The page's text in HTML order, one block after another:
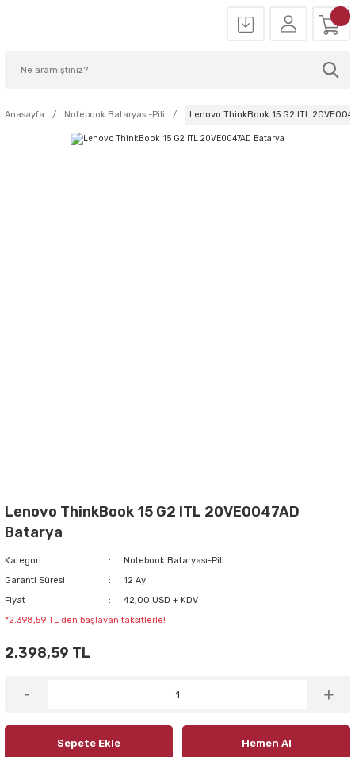
Anasayfa Notebook Bataryası-Pili Lenovo ThinkBook 15 G2 ITL
Lenovo ThinkBook 15 G2 ITL 20VE0047AD
Batarya
Kategori
Notebook Bataryası-Pili
Garanti Süresi
12 Ay
Fiyat
42,00 USD + KDV
*2.398,59 TL den başlayan taksitlerle!
2.398,59 TL
Sepete Ekle Hemen Al